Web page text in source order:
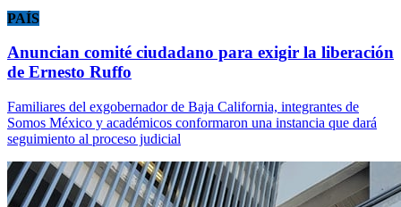
PAÍS
Anuncian comité ciudadano para exigir la liberación
de Ernesto Ruffo
Familiares del exgobernador de Baja California, integrantes de
Somos México y académicos conformaron una instancia que dará
seguimiento al proceso judicial